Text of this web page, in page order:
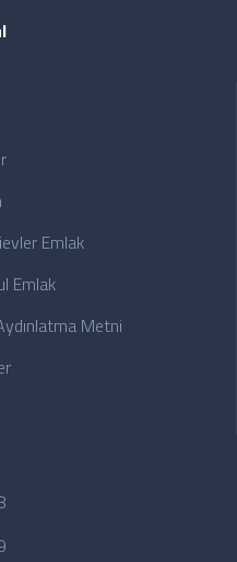
Emlak
Emlak
Metni